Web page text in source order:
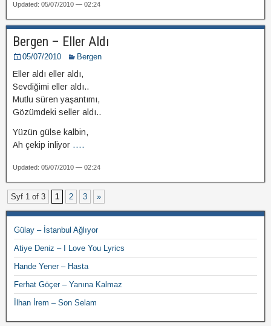
Updated: 05/07/2010 — 02:24
Bergen – Eller Aldı
05/07/2010 Bergen
Eller aldı eller aldı,
Sevdiğimi eller aldı..
Mutlu süren yaşantımı,
Gözümdeki seller aldı..
Yüzün gülse kalbin,
Ah çekip inliyor ....
Updated: 05/07/2010 — 02:24
Syf 1 of 3 1 2 3 »
Gülay – İstanbul Ağlıyor
Atiye Deniz – I Love You Lyrics
Hande Yener – Hasta
Ferhat Göçer – Yanına Kalmaz
İlhan İrem – Son Selam